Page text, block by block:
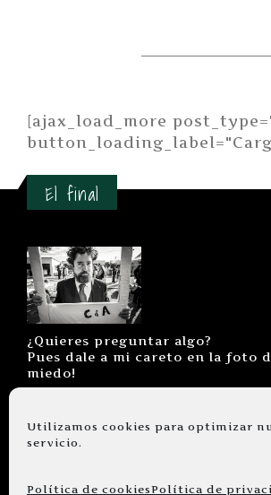
Utilizamos cookies para optimizar
servicio.
Política de cookiesPolítica de
[ajax_load_more
El final
¿Quieres preguntar algo?
Pues dale a mi careto en la foto
miedo!